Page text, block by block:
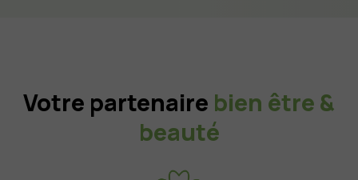
Votre partenaire bien être &
beauté